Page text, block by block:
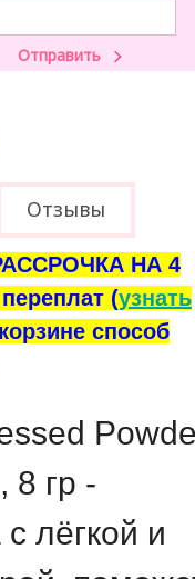
Отзывы
НА 4
(узнать
способ
8 гр -
лёгкой и